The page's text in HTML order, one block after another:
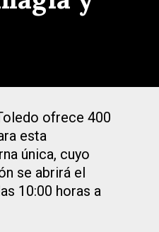
ofrece 400
esta
única, cuyo
se abrirá el
10:00 horas a